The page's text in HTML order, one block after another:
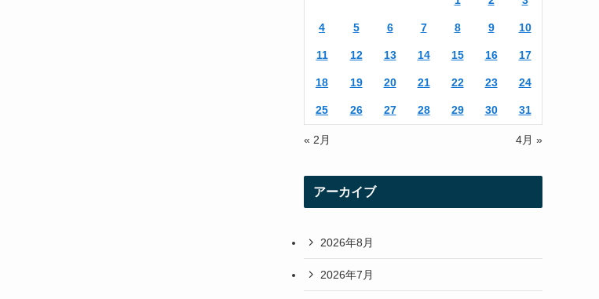
4 5 6 7 8 9 10
11 12 13 14 15 16 17
18 19 20 21 22 23 24
25 26 27 28 29 30 31
« 2月 4月 »
アーカイブ
2026年8月
2026年7月